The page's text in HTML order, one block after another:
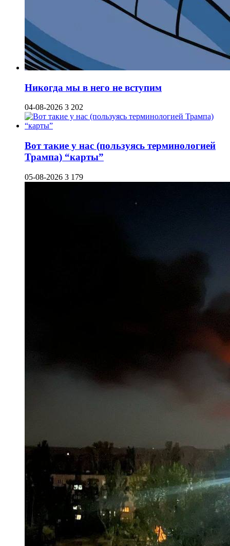
Никогда мы в него не вступим
04-08-2026 3 202
Вот такие у нас (пользуясь терминологией
Трампа) “карты”
05-08-2026 3 179